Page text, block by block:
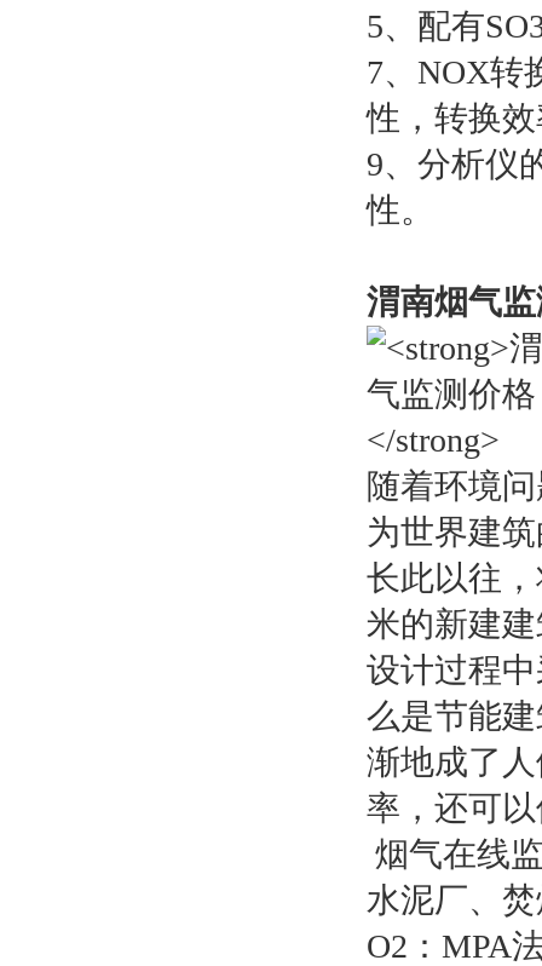
5、配有
7、NOX转
性，转换
9、分析仪
性。
渭南烟气
随着环境
为世界建
长此以往
米的新建
设计过程
么是节能
渐地成了
率，还可
烟气在线
水泥厂、
O2：MPA